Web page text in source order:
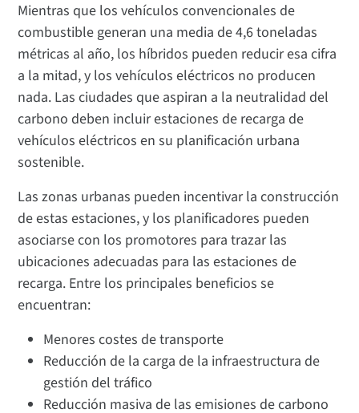
Mientras que los vehículos convencionales de
combustible generan una media de 4,6 toneladas
métricas al año, los híbridos pueden reducir esa cifra
a la mitad, y los vehículos eléctricos no producen
nada. Las ciudades que aspiran a la neutralidad del
carbono deben incluir estaciones de recarga de
vehículos eléctricos en su planificación urbana
sostenible.
Las zonas urbanas pueden incentivar la construcción
de estas estaciones, y los planificadores pueden
asociarse con los promotores para trazar las
ubicaciones adecuadas para las estaciones de
recarga. Entre los principales beneficios se
encuentran:
Menores costes de transporte
Reducción de la carga de la infraestructura de
gestión del tráfico
Reducción masiva de las emisiones de carbono